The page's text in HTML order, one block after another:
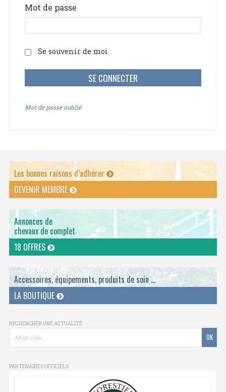
Mot de passe
Se souvenir de moi
Mot de passe oublié
Les bonnes raisons d’adhérer
DEVENIR MEMBRE
Annonces de
chevaux de complet
18 OFFRES
Accessoires, équipements, produits de soin ...
LA BOUTIQUE
RECHERCHER UNE ACTUALITÉ
PARTENAIRES OFFICIELS